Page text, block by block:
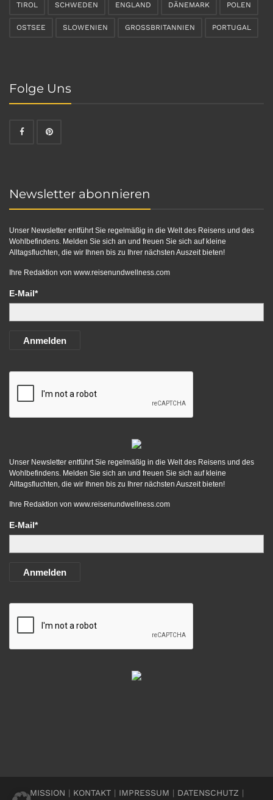
TIROL SCHWEDEN ENGLAND DÄNEMARK POLEN
OSTSEE SLOWENIEN GROSSBRITANNIEN PORTUGAL
Folge Uns
Newsletter abonnieren
Unser Newsletter entführt Sie regelmäßig in die Welt des Reisens und des
Wohlbefindens. Melden Sie sich an und freuen Sie sich auf kleine
Alltagsfluchten, die wir Ihnen bis zu Ihrer nächsten Auszeit bieten!
Ihre Redaktion von www.reisenundwellness.com
E-Mail*
Anmelden
Unser Newsletter entführt Sie regelmäßig in die Welt des Reisens und des
Wohlbefindens. Melden Sie sich an und freuen Sie sich auf kleine
Alltagsfluchten, die wir Ihnen bis zu Ihrer nächsten Auszeit bieten!
Ihre Redaktion von www.reisenundwellness.com
E-Mail*
Anmelden
MISSION | KONTAKT| IMPRESSUM | DATENSCHUTZ |